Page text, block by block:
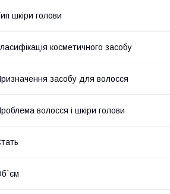
шкіри голови
косметичного засобу
засобу для волосся
волосся і шкіри голови